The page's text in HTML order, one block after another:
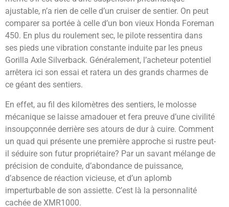
ajustable, n’a rien de celle d’un cruiser de sentier. On peut
comparer sa portée à celle d’un bon vieux Honda Foreman
450. En plus du roulement sec, le pilote ressentira dans
ses pieds une vibration constante induite par les pneus
Gorilla Axle Silverback. Généralement, l’acheteur potentiel
arrêtera ici son essai et ratera un des grands charmes de
ce géant des sentiers.
En effet, au fil des kilomètres des sentiers, le molosse
mécanique se laisse amadouer et fera preuve d’une civilité
insoupçonnée derrière ses atours de dur à cuire. Comment
un quad qui présente une première approche si rustre peut-
il séduire son futur propriétaire? Par un savant mélange de
précision de conduite, d’abondance de puissance,
d’absence de réaction vicieuse, et d’un aplomb
imperturbable de son assiette. C’est là la personnalité
cachée de XMR1000.